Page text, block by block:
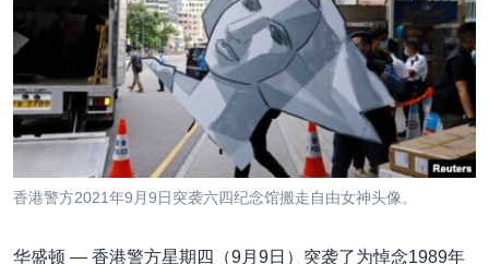
到
检
索
美洲
全球议题
科教·文娱·体健
劳工
环境
白宫要闻
美中关系
美国建国250周年
埃博拉疫情
重要讲话与声明
VOA视频
VOA今日焦点
中文广播
关注我们
香港警方2021年9月9日突袭六四纪念馆搬走自由女神头像。
华盛顿 — 香港警方星期四（9月9日）突袭了为悼念1989年